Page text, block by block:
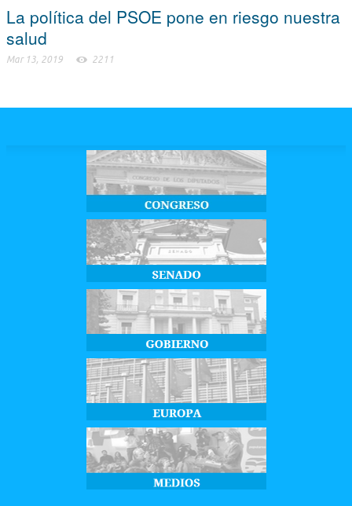
La política del PSOE pone en riesgo nuestra
salud
Mar 13, 2019 2211